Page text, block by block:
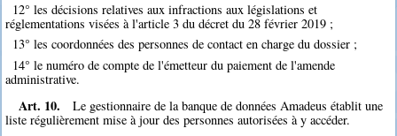
12° les décisions relatives aux infractions aux législations et
réglementations visées à l'article 3 du décret du 28 février 2019 ;
13° les coordonnées des personnes de contact en charge du dossier ;
14° le numéro de compte de l'émetteur du paiement de l'amende
administrative.
Art. 10.
Le gestionnaire de la banque de données Amadeus établit une
liste régulièrement mise à jour des personnes autorisées à y accéder.